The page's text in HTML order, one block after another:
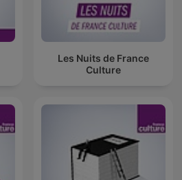
Les Nuits de France
Culture